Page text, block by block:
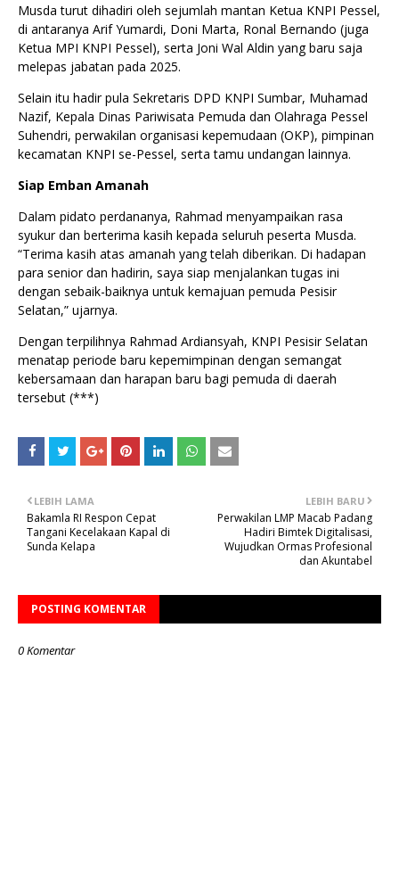
Musda turut dihadiri oleh sejumlah mantan Ketua KNPI Pessel,
di antaranya Arif Yumardi, Doni Marta, Ronal Bernando (juga
Ketua MPI KNPI Pessel), serta Joni Wal Aldin yang baru saja
melepas jabatan pada 2025.
Selain itu hadir pula Sekretaris DPD KNPI Sumbar, Muhamad
Nazif, Kepala Dinas Pariwisata Pemuda dan Olahraga Pessel
Suhendri, perwakilan organisasi kepemudaan (OKP), pimpinan
kecamatan KNPI se-Pessel, serta tamu undangan lainnya.
Siap Emban Amanah
Dalam pidato perdananya, Rahmad menyampaikan rasa
syukur dan berterima kasih kepada seluruh peserta Musda.
“Terima kasih atas amanah yang telah diberikan. Di hadapan
para senior dan hadirin, saya siap menjalankan tugas ini
dengan sebaik-baiknya untuk kemajuan pemuda Pesisir
Selatan,” ujarnya.
Dengan terpilihnya Rahmad Ardiansyah, KNPI Pesisir Selatan
menatap periode baru kepemimpinan dengan semangat
kebersamaan dan harapan baru bagi pemuda di daerah
tersebut (***)
LEBIH BARU
Perwakilan LMP Macab Padang
Hadiri Bimtek Digitalisasi,
Wujudkan Ormas Profesional
dan Akuntabel
LEBIH LAMA
Bakamla RI Respon Cepat
Tangani Kecelakaan Kapal di
Sunda Kelapa
POSTING KOMENTAR
0 Komentar